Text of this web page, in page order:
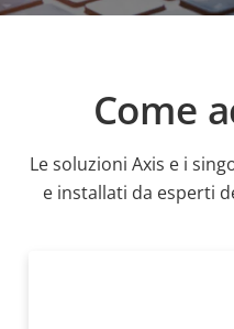
Come
Le soluzioni Axis e i
e installati da esperti